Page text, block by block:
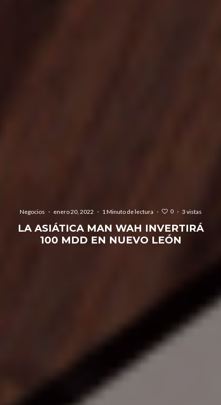
Negocios · enero 20, 2022 · 1 Minuto de lectura · 0 · 3 vistas
LA ASIÁTICA MAN WAH INVERTIRÁ
100 MDD EN NUEVO LEÓN